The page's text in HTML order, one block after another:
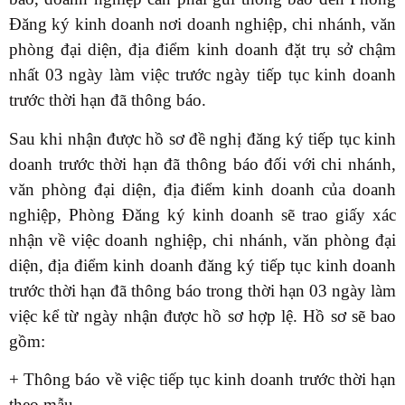
Đăng ký kinh doanh nơi doanh nghiệp, chi nhánh, văn
phòng đại diện, địa điểm kinh doanh đặt trụ sở chậm
nhất 03 ngày làm việc trước ngày tiếp tục kinh doanh
trước thời hạn đã thông báo.
Sau khi nhận được hồ sơ đề nghị đăng ký tiếp tục kinh
doanh trước thời hạn đã thông báo đối với chi nhánh,
văn phòng đại diện, địa điểm kinh doanh của doanh
nghiệp, Phòng Đăng ký kinh doanh sẽ trao giấy xác
nhận về việc doanh nghiệp, chi nhánh, văn phòng đại
diện, địa điểm kinh doanh đăng ký tiếp tục kinh doanh
trước thời hạn đã thông báo trong thời hạn 03 ngày làm
việc kể từ ngày nhận được hồ sơ hợp lệ. Hồ sơ sẽ bao
gồm:
+ Thông báo về việc tiếp tục kinh doanh trước thời hạn